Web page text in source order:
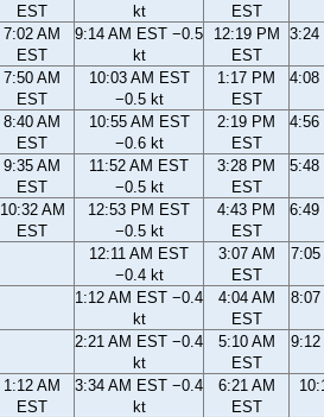
EST
kt
EST
7:02 AM
EST
9:14 AM EST −0.5
kt
12:19 PM
EST
3:24
7:50 AM
EST
10:03 AM EST
−0.5 kt
1:17 PM
EST
4:08
8:40 AM
EST
10:55 AM EST
−0.6 kt
2:19 PM
EST
4:56
9:35 AM
EST
11:52 AM EST
−0.5 kt
3:28 PM
EST
5:48
10:32 AM
EST
12:53 PM EST
−0.5 kt
4:43 PM
EST
6:49
12:11 AM EST
−0.4 kt
3:07 AM
EST
1:12 AM EST −0.4
kt
4:04 AM
EST
2:21 AM EST −0.4
kt
5:10 AM
EST
1:12 AM
EST
3:34 AM EST −0.4
kt
6:21 AM
EST